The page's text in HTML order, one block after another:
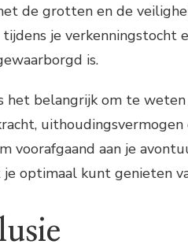
de grotten en de
je verkenningstocht
is.
het belangrijk om te
uithoudingsvermogen
voorafgaand aan je
je optimaal kunt genieten